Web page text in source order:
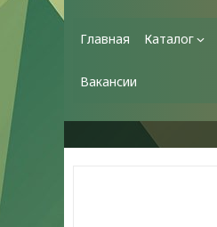
Главная Каталог
Вакансии